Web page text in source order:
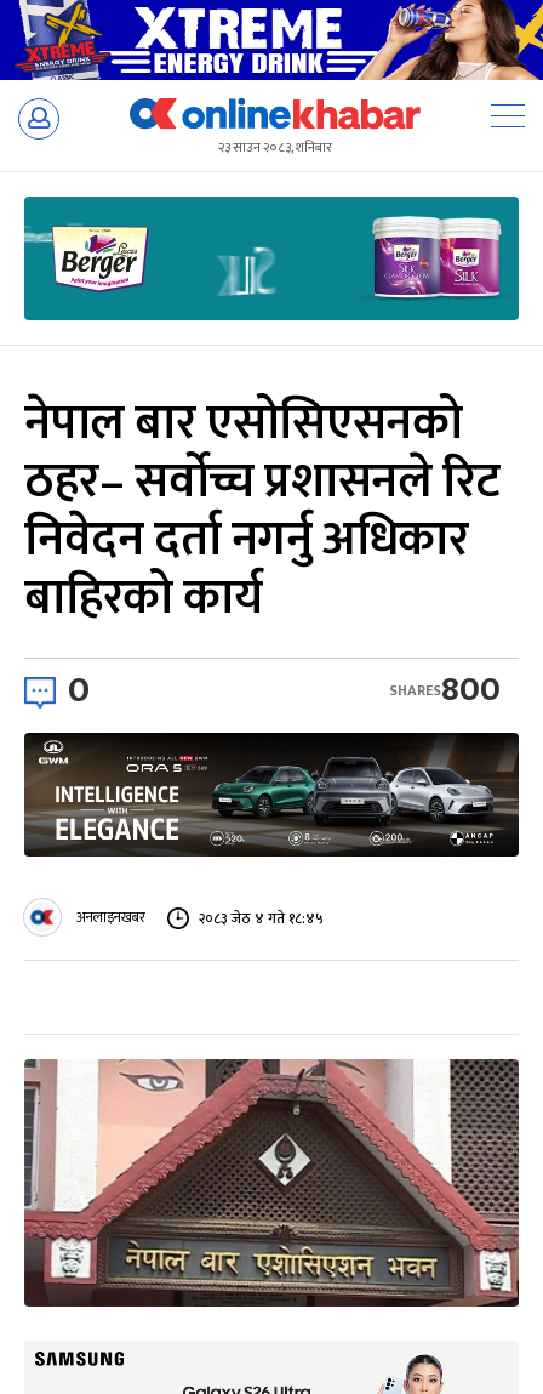
Skip
२३ साउन २०८३, शनिबार
नेपाल बार एसोसिएसनको
ठहर– सर्वोच्च प्रशासनले रिट
निवेदन दर्ता नगर्नु अधिकार
बाहिरको कार्य
0 800
SHARES
अनलाइनखबर २०८३ जेठ ४ गते १८:४५